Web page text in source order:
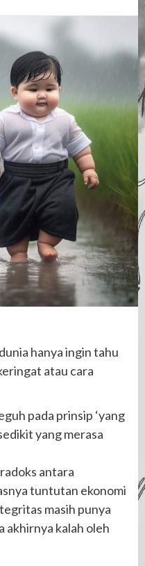
hanya ingin tahu
atau cara
pada prinsip ‘yang
yang merasa
antara
tuntutan ekonomi
masih punya
akhirnya kalah oleh